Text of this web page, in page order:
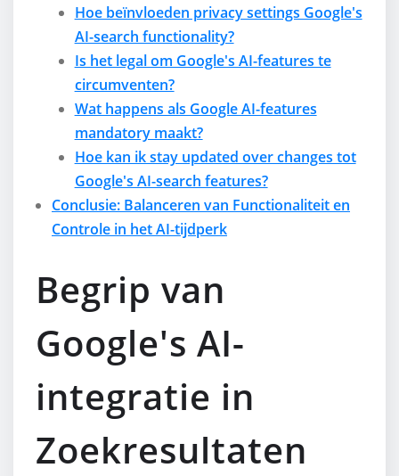
Hoe beïnvloeden privacy settings Google's
AI-search functionality?
Is het legal om Google's AI-features te
circumventen?
Wat happens als Google AI-features
mandatory maakt?
Hoe kan ik stay updated over changes tot
Google's AI-search features?
Conclusie: Balanceren van Functionaliteit en
Controle in het AI-tijdperk
Begrip van
Google's AI-
integratie in
Zoekresultaten